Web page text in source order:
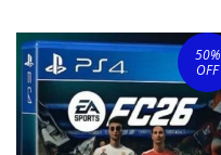
50%
OFF